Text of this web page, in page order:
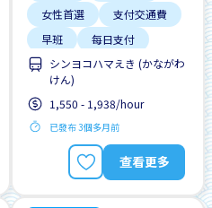
女性首選
支付交通費
早班
每日支付
無經驗要求
無需簡歷
男性首選
シンヨコハマえき (かながわ
けん)
1,550 - 1,938/hour
已發布 3個多月前
查看更多